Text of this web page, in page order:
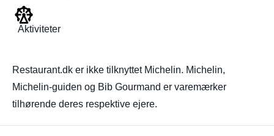
Aktiviteter
Restaurant.dk er ikke tilknyttet Michelin. Michelin,
Michelin-guiden og Bib Gourmand er varemærker
tilhørende deres respektive ejere.